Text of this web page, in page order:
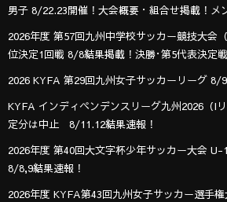
男子 8/22.23開催！大会概要・組合せ掲載！メ
2026年度 第57回九州中学校サッカー競技大会
位決定1回戦 8/8結果掲載！決勝･第5代表決定
2026 KYFA 第29回九州女子サッカーリーグ 8/9
KYFA インディペンデンスリーグ九州2026（I
定分は中止 8/11.12結果速報！
2026年度 第40回大文字杯少年サッカー大会 U-
8/8,9結果速報！
2026年度 KYFA第43回九州女子サッカー選手